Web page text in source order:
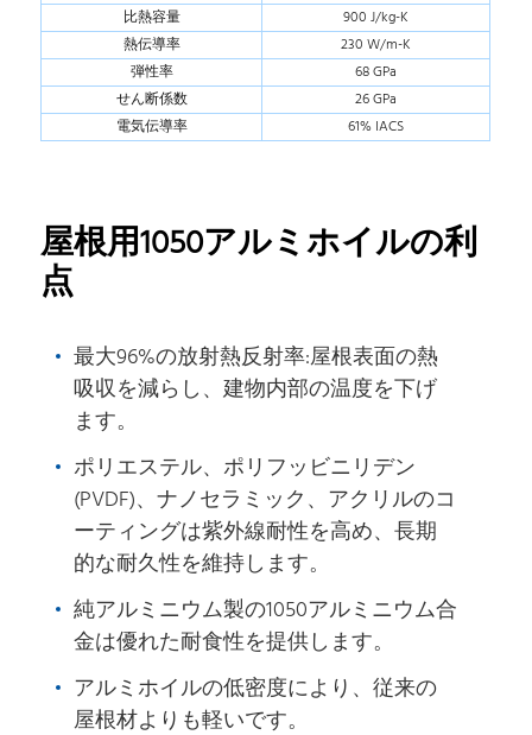
比熱容量
900 J/kg-K
熱伝導率
230 W/m-K
弾性率
68 GPa
せん断係数
26 GPa
電気伝導率
61% IACS
屋根用1050アルミホイルの利
点
最大96%の放射熱反射率:屋根表面の熱
吸収を減らし、建物内部の温度を下げ
ます。
ポリエステル、ポリフッビニリデン
(PVDF)、ナノセラミック、アクリルのコ
ーティングは紫外線耐性を高め、長期
的な耐久性を維持します。
純アルミニウム製の1050アルミニウム合
金は優れた耐食性を提供します。
アルミホイルの低密度により、従来の
屋根材よりも軽いです。